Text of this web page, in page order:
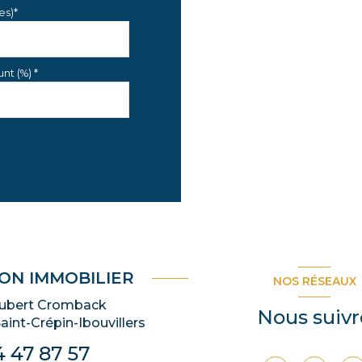
(%) *
IMMOBILIER
Cromback
Crépin-Ibouvillers
47 87 57
NOS RÉSEAUX
Nous